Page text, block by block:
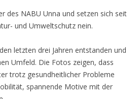
des NABU Unna und setzen sich seit
und Umweltschutz nein.
letzten drei Jahren entstanden und
Umfeld. Die Fotos zeigen, dass
trotz gesundheitlicher Probleme
spannende Motive mit der